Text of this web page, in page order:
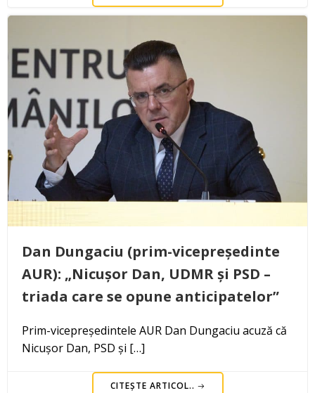
Dan Dungaciu (prim-vicepreședinte
AUR): „Nicușor Dan, UDMR și PSD –
triada care se opune anticipatelor”
Prim-vicepreședintele AUR Dan Dungaciu acuză că
Nicușor Dan, PSD și […]
CITEȘTE ARTICOL..